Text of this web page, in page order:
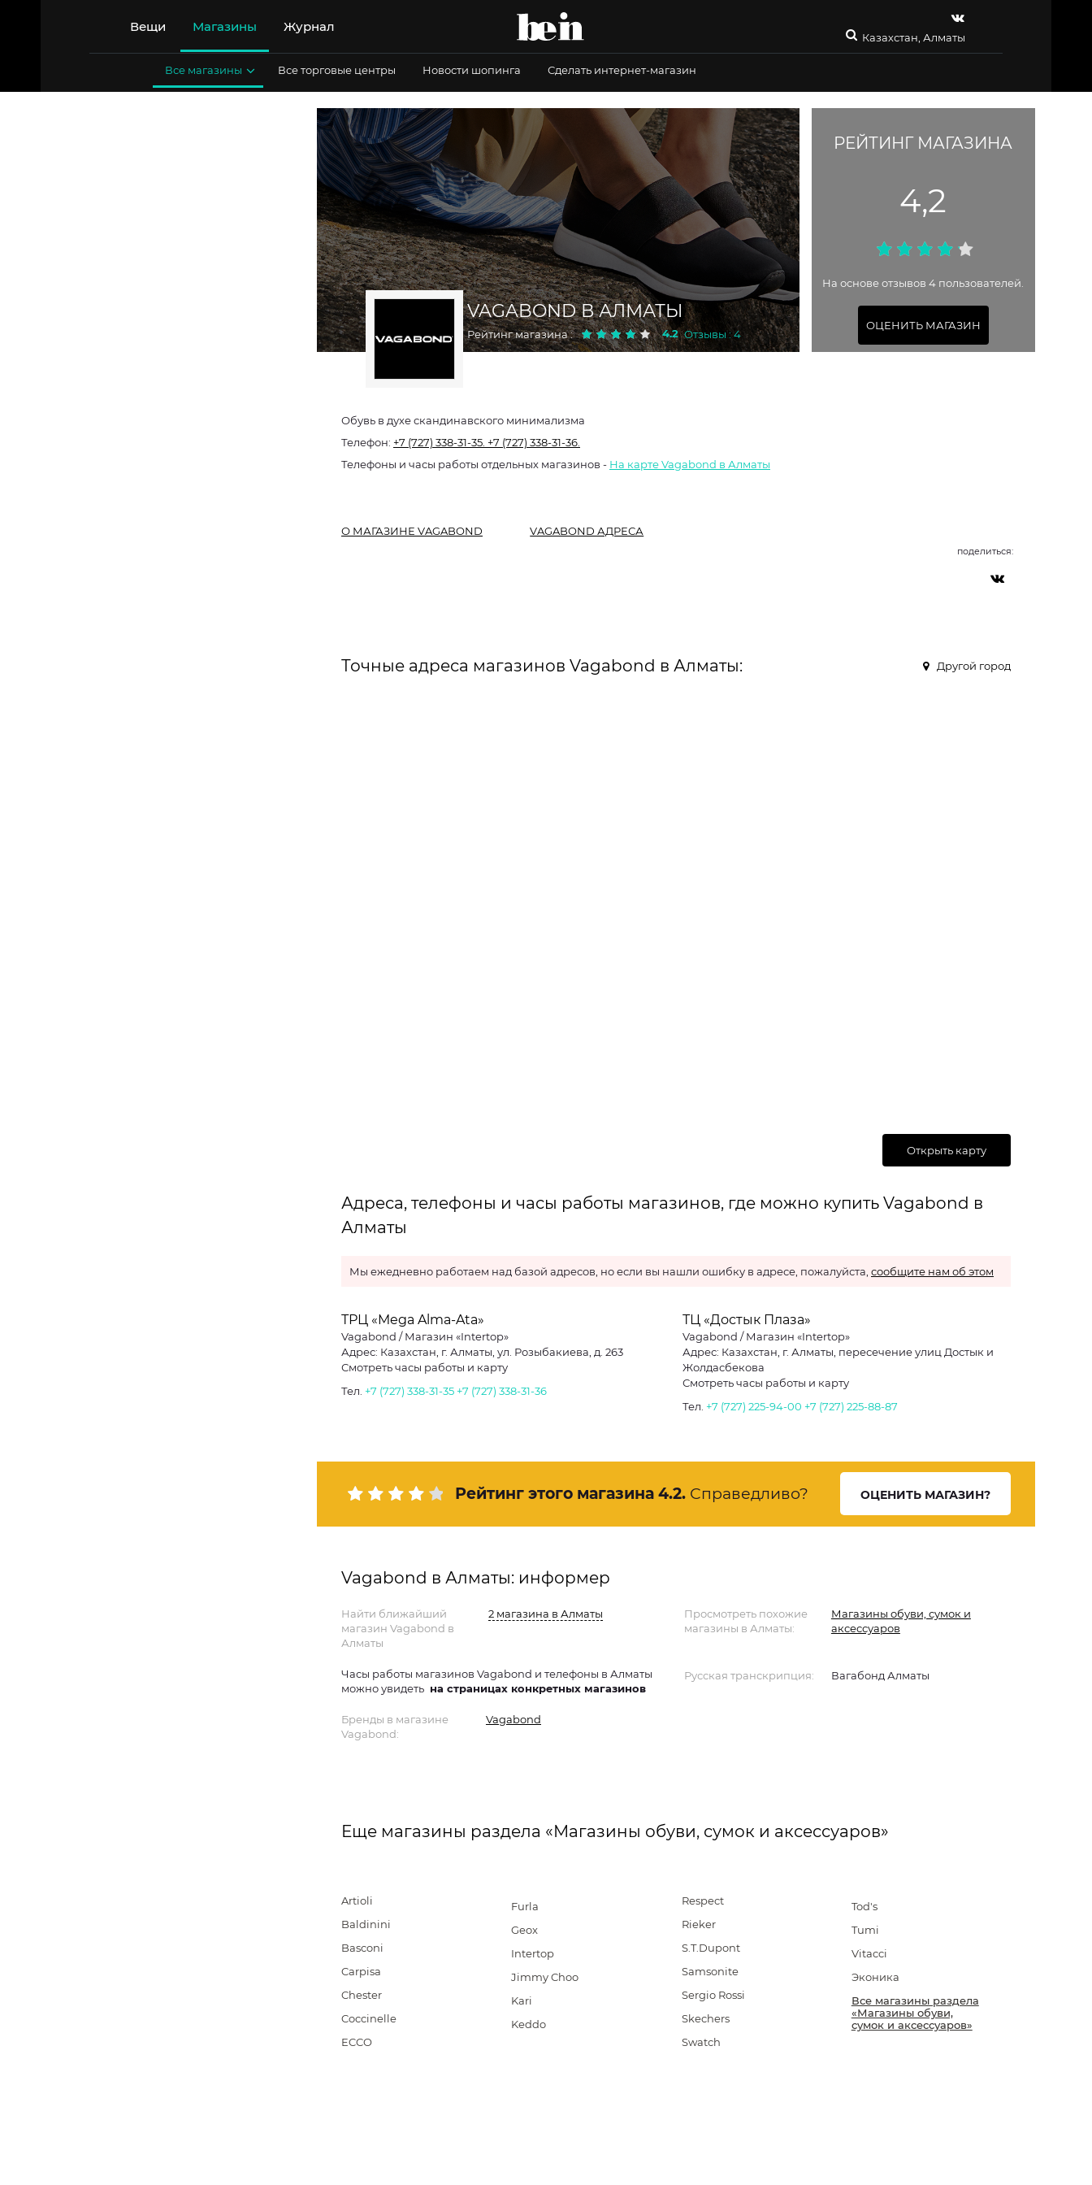
Вещи Магазины Журнал
Казахстан, Алматы
Все магазины Все торговые центры Новости шопинга Сделать интернет-магазин
VAGABOND В АЛМАТЫ
Рейтинг магазина : 4.2 Отзывы : 4
РЕЙТИНГ МАГАЗИНА
4,2
На основе отзывов 4 пользователей.
ОЦЕНИТЬ МАГАЗИН
Обувь в духе скандинавского минимализма
Телефон: +7 (727) 338-31-35. +7 (727) 338-31-36.
Телефоны и часы работы отдельных магазинов - На карте Vagabond в Алматы
О МАГАЗИНЕ VAGABOND VAGABOND АДРЕСА
поделиться:
Точные адреса магазинов Vagabond в Алматы: Другой город
Открыть карту
Адреса, телефоны и часы работы магазинов, где можно купить Vagabond в
Алматы
Мы ежедневно работаем над базой адресов, но если вы нашли ошибку в адресе, пожалуйста, сообщите нам об этом
ТРЦ «Mega Alma-Ata»
Vagabond / Магазин «Intertop»
Адрес: Казахстан, г. Алматы, ул. Розыбакиева, д. 263
Смотреть часы работы и карту
Тел. +7 (727) 338-31-35 +7 (727) 338-31-36
ТЦ «Достык Плаза»
Vagabond / Магазин «Intertop»
Адрес: Казахстан, г. Алматы, пересечение улиц Достык и
Жолдасбекова
Смотреть часы работы и карту
Тел. +7 (727) 225-94-00 +7 (727) 225-88-87
Рейтинг этого магазина 4.2. Справедливо? ОЦЕНИТЬ МАГАЗИН?
Vagabond в Алматы: информер
Найти ближайший
магазин Vagabond в
Алматы
2 магазина в Алматы
Часы работы магазинов Vagabond и телефоны в Алматы
можно увидеть на страницах конкретных магазинов
Просмотреть похожие
магазины в Алматы:
Магазины обуви, сумок и
аксессуаров
Русская транскрипция: Вагабонд Алматы
Бренды в магазине
Vagabond:
Vagabond
Еще магазины раздела «Магазины обуви, сумок и аксессуаров»
Artioli
Baldinini
Basconi
Carpisa
Chester
Coccinelle
ECCO
Furla
Geox
Intertop
Jimmy Choo
Kari
Keddo
Respect
Rieker
S.T.Dupont
Samsonite
Sergio Rossi
Skechers
Swatch
Tod's
Tumi
Vitacci
Эконика
Все магазины раздела
«Магазины обуви,
сумок и аксессуаров»